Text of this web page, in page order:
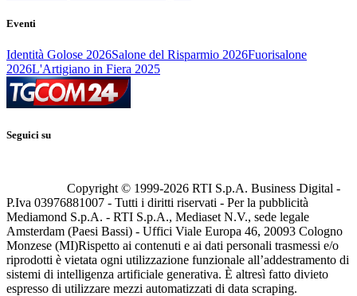
Eventi
Identità Golose 2026Salone del Risparmio 2026Fuorisalone
2026L'Artigiano in Fiera 2025
Seguici su
Copyright © 1999-2026 RTI S.p.A. Business Digital -
P.Iva 03976881007 - Tutti i diritti riservati - Per la pubblicità
Mediamond S.p.A. - RTI S.p.A., Mediaset N.V., sede legale
Amsterdam (Paesi Bassi) - Uffici Viale Europa 46, 20093 Cologno
Monzese (MI)Rispetto ai contenuti e ai dati personali trasmessi e/o
riprodotti è vietata ogni utilizzazione funzionale all’addestramento di
sistemi di intelligenza artificiale generativa. È altresì fatto divieto
espresso di utilizzare mezzi automatizzati di data scraping.